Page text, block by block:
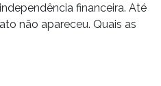
financeira. Até
não apareceu. Quais as